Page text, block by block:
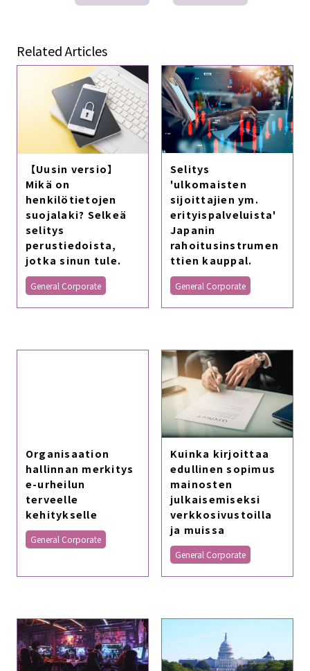
Related Articles
【Uusin versio】
Mikä on
henkilötietojen
suojalaki? Selkeä
selitys
perustiedoista,
jotka sinun tule.
General Corporate
Selitys
'ulkomaisten
sijoittajien ym.
erityispalveluista'
Japanin
rahoitusinstrumen
ttien kauppal.
General Corporate
Organisaation
hallinnan merkitys
e-urheilun
terveelle
kehitykselle
General Corporate
Kuinka kirjoittaa
edullinen sopimus
mainosten
julkaisemiseksi
verkkosivustoilla
ja muissa
General Corporate